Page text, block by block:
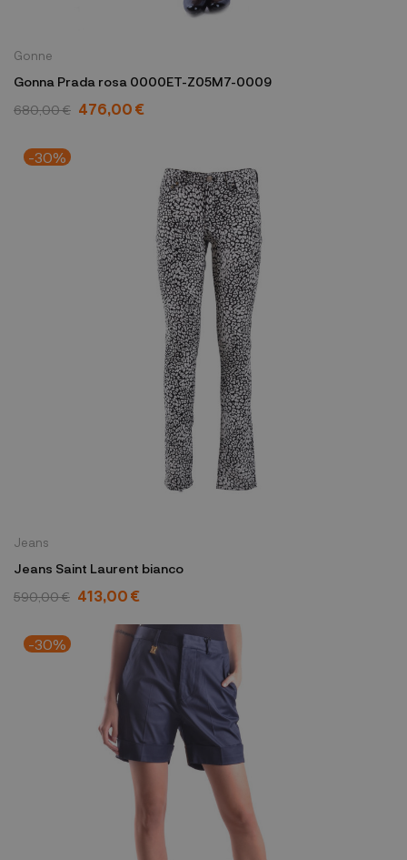
Gonne
Gonna Prada rosa 0000ET-Z05M7-0009
680,00 € 476,00 €
-30%
Jeans
Jeans Saint Laurent bianco
590,00 € 413,00 €
-30%